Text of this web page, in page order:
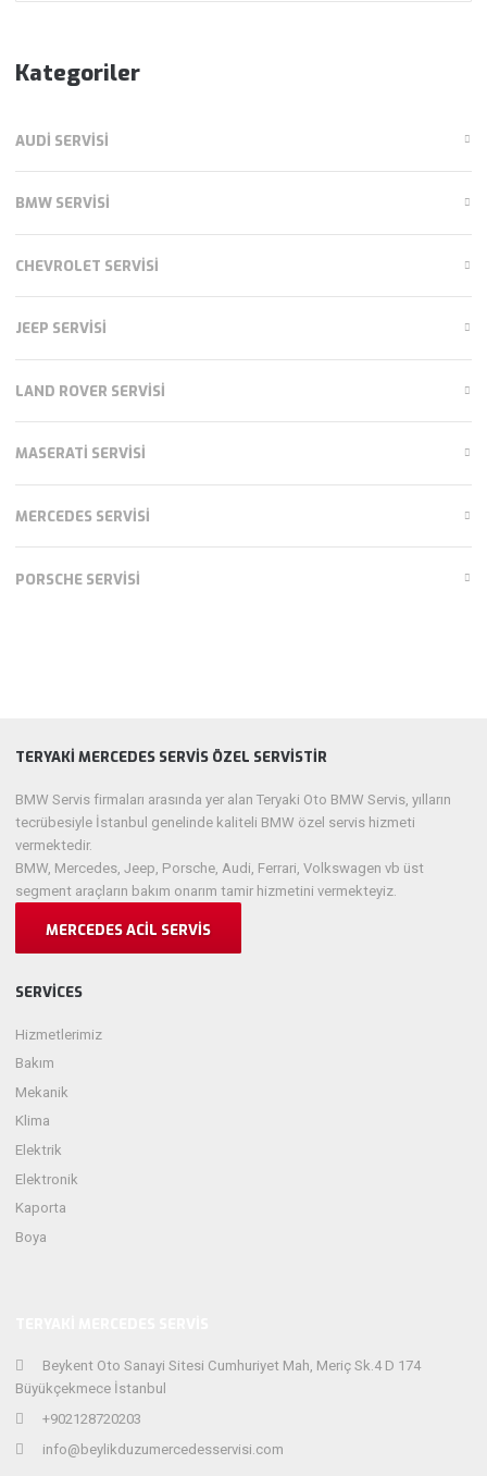
Kategoriler
AUDI SERVISI
BMW SERVISI
CHEVROLET SERVISI
JEEP SERVISI
LAND ROVER SERVISI
MASERATI SERVISI
MERCEDES SERVISI
PORSCHE SERVISI
Beykent Oto Sanayi Sitesi Cumhuriyet Mah, Meriç Sk.4 D 174
Büyükçekmece İstanbul
+902128720203
info@beylikduzumercedesservisi.com
TERYAKI MERCEDES SERVIS ÖZEL SERVISTIR
BMW Servis firmaları arasında yer alan Teryaki Oto BMW Servis, yılların
tecrübesiyle İstanbul genelinde kaliteli BMW özel servis hizmeti
vermektedir.
BMW, Mercedes, Jeep, Porsche, Audi, Ferrari, Volkswagen vb üst
segment araçların bakım onarım tamir hizmetini vermekteyiz.
MERCEDES ACIL SERVIS
SERVICES
Hizmetlerimiz
Bakım
Mekanik
Klima
Elektrik
Elektronik
Kaporta
Boya